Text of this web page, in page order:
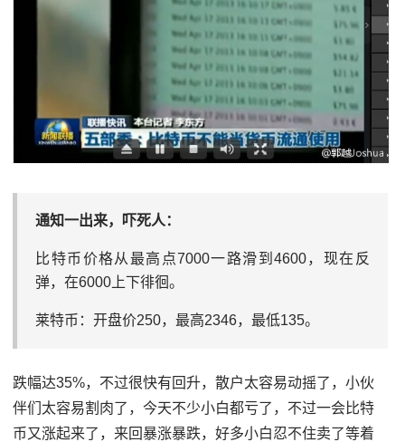
通知一出来，吓死人：
比特币价格从最高点7000一路滑到4600，现在反
弹，在6000上下徘徊。
莱特币：开盘价250，最高2346，最低135。
跌幅达35%，不过很快有回升，散户太容易动摇了，小伙
伴们太容易割肉了，今天不少小白都亏了，不过一会比特
币又涨起来了，来回暴涨暴跌，好多小白忍不住卖了等着